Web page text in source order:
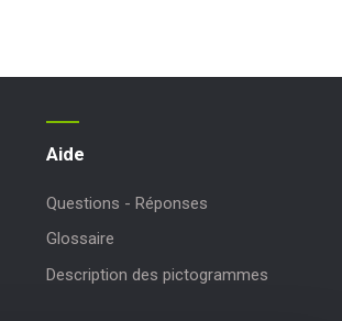
Aide
Questions - Réponses
Glossaire
Description des pictogrammes